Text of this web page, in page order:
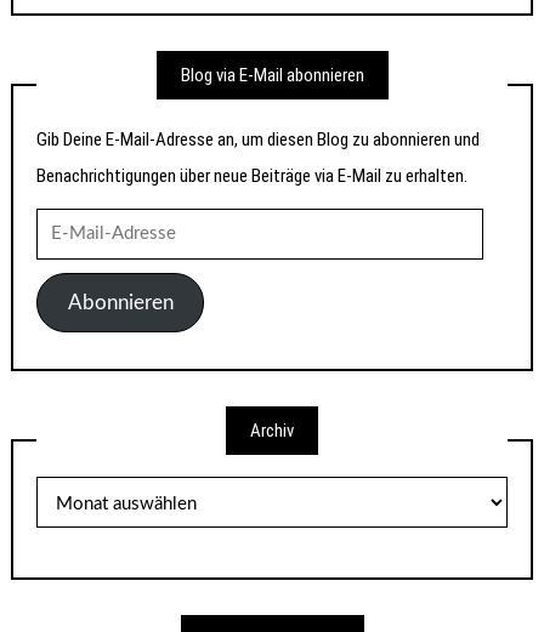
Blog via E-Mail abonnieren
Gib Deine E-Mail-Adresse an, um diesen Blog zu abonnieren und
Benachrichtigungen über neue Beiträge via E-Mail zu erhalten.
Mail-
AdresseAbonnieren
Archiv